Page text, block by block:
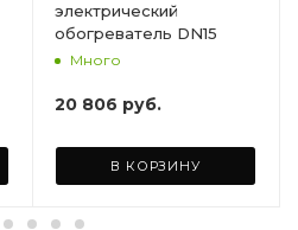
электрический
обогреватель DN15
Много
20 806 руб.
В КОРЗИНУ